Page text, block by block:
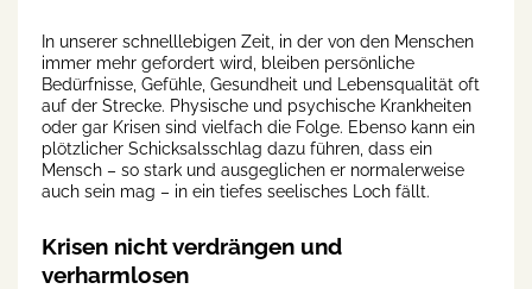
In unserer schnelllebigen Zeit, in der von den Menschen
immer mehr gefordert wird, bleiben persönliche
Bedürfnisse, Gefühle, Gesundheit und Lebensqualität oft
auf der Strecke. Physische und psychische Krankheiten
oder gar Krisen sind vielfach die Folge. Ebenso kann ein
plötzlicher Schicksalsschlag dazu führen, dass ein
Mensch – so stark und ausgeglichen er normalerweise
auch sein mag – in ein tiefes seelisches Loch fällt.
Krisen nicht verdrängen und
verharmlosen